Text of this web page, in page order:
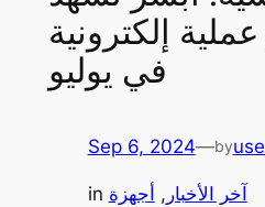
عملية إلكترونية
في يوليو
Sep 6, 2024—by
in آخر الأخبار , أجهزة